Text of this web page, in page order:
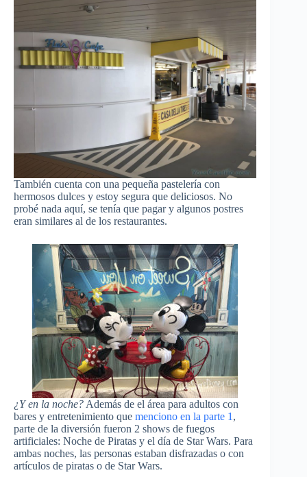
También cuenta con una pequeña pastelería con
hermosos dulces y estoy segura que deliciosos. No
probé nada aquí, se tenía que pagar y algunos postres
eran similares al de los restaurantes.
¿Y en la noche? Además de el área para adultos con
bares y entretenimiento que menciono en la parte 1 ,
parte de la diversión fueron 2 shows de fuegos
artificiales: Noche de Piratas y el día de Star Wars. Para
ambas noches, las personas estaban disfrazadas o con
artículos de piratas o de Star Wars.